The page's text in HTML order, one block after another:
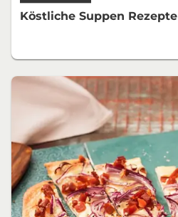
Köstliche Suppen Rezepte